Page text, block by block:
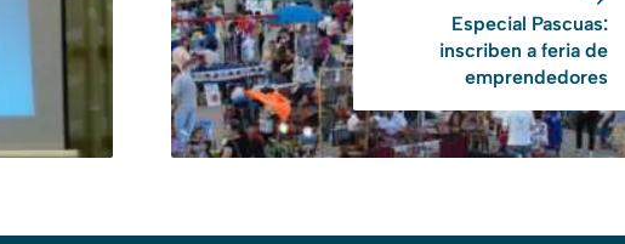
Especial Pascuas:
inscriben a feria de
emprendedores